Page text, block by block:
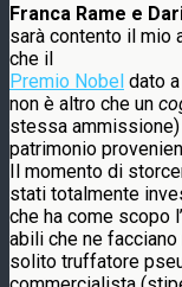
Franca Rame e
sarà contento il mio
che il
Premio Nobel dato a
non è altro che un
stessa
patrimonio
Il momento di
stati totalmente
che ha come scopo
abili che ne
solito truffatore